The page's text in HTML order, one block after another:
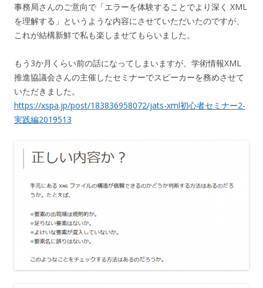
事務局さんのご意向で「エラーを体験することでより深く XML
を理解する」というような内容にさせていただいたのですが、
これが結構新鮮で私も楽しませてもらいました。
もう3か月くらい前の話になってしまいますが、学術情報XML
推進協議会さんの主催したセミナーでスピーカーを務めさせて
いただきました。
https://xspa.jp/post/183836958072/jats-xml初心者セミナー2-
実践編2019513